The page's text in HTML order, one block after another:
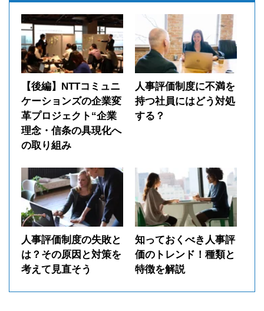
【後編】NTTコミュニ
ケーションズの企業変
革プロジェクト“企業
理念・信条の具現化へ
の取り組み
人事評価制度に不満を
持つ社員にはどう対処
する？
人事評価制度の失敗と
は？その原因と対策を
考えて見直そう
知っておくべき人事評
価のトレンド！種類と
特徴を解説